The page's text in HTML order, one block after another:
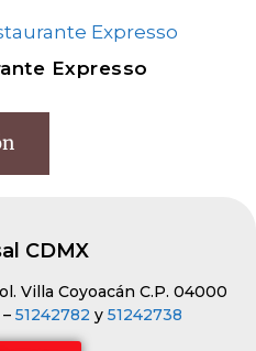
Expresso
CDMX
Villa Coyoacán C.P. 04000
– 51242782 y 51242738